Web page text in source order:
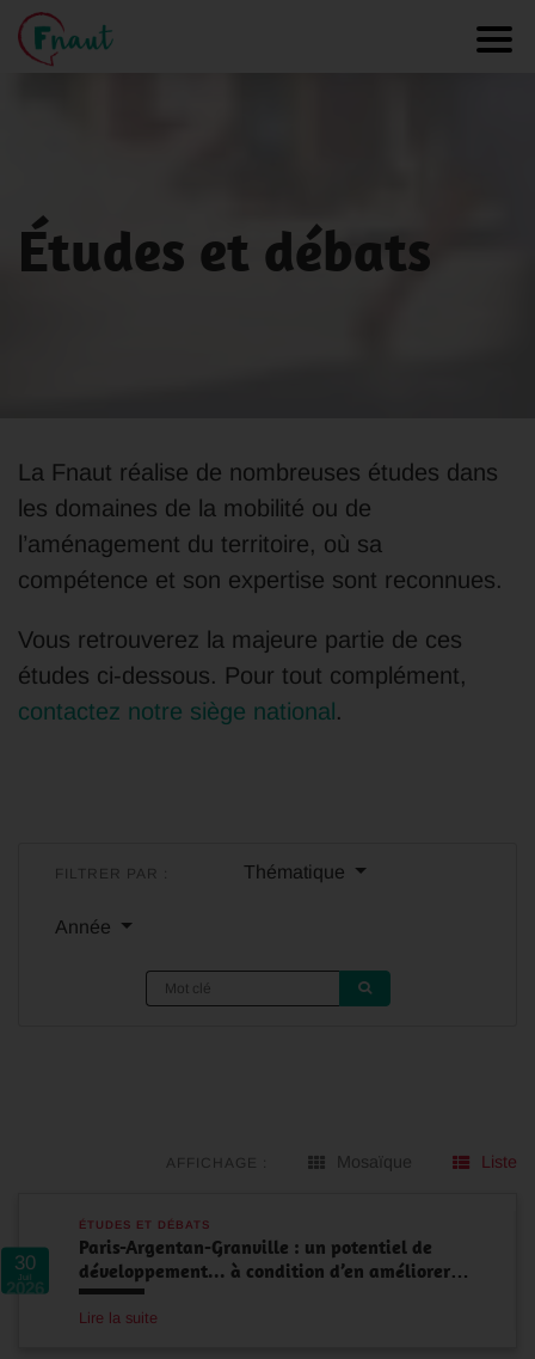
Panneau de gestion des cookies
Études et débats
La Fnaut réalise de nombreuses études dans
les domaines de la mobilité ou de
l’aménagement du territoire, où sa
compétence et son expertise sont reconnues.
Vous retrouverez la majeure partie de ces
études ci-dessous. Pour tout complément,
contactez notre siège national.
FILTRER PAR : Thématique
Année
AFFICHAGE : Mosaïque Liste
30
Juil
2026
ÉTUDES ET DÉBATS
Paris-Argentan-Granville : un potentiel de
développement... à condition d’en améliorer…
Lire la suite